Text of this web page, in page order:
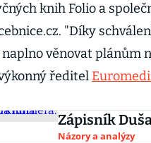
knih Folio a
"Díky
věnovat plánům
ředitel
Zápisník
Názory a analýzy